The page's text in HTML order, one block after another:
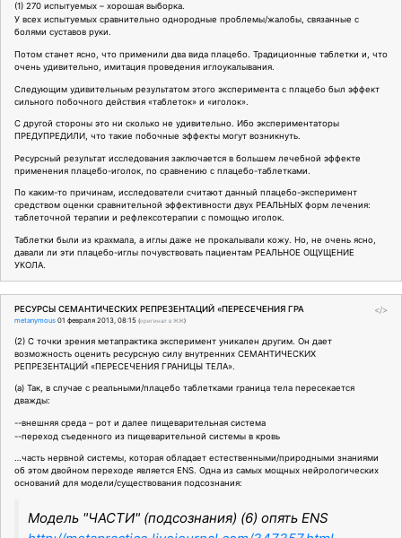
(1) 270 испытуемых – хорошая выборка.
У всех испытуемых сравнительно однородные проблемы/жалобы, связанные с
болями суставов руки.
Потом станет ясно, что применили два вида плацебо. Традиционные таблетки и, что
очень удивительно, имитация проведения иглоукалывания.
Следующим удивительным результатом этого эксперимента с плацебо был эффект
сильного побочного действия «таблеток» и «иголок».
С другой стороны это ни сколько не удивительно. Ибо экспериментаторы
ПРЕДУПРЕДИЛИ, что такие побочные эффекты могут возникнуть.
Ресурсный результат исследования заключается в большем лечебной эффекте
применения плацебо-иголок, по сравнению с плацебо-таблетками.
По каким-то причинам, исследователи считают данный плацебо-эксперимент
средством оценки сравнительной эффективности двух РЕАЛЬНЫХ форм лечения:
таблеточной терапии и рефлексотерапии с помощью иголок.
Таблетки были из крахмала, а иглы даже не прокалывали кожу. Но, не очень ясно,
давали ли эти плацебо-иглы почувствовать пациентам РЕАЛЬНОЕ ОЩУЩЕНИЕ
УКОЛА.
</>
РЕСУРСЫ СЕМАНТИЧЕСКИХ РЕПРЕЗЕНТАЦИЙ «ПЕРЕСЕЧЕНИЯ ГРА
metanymous 01 февраля 2013, 08:15 (оригинал в ЖЖ)
(2) С точки зрения метапрактика эксперимент уникален другим. Он дает
возможность оценить ресурсную силу внутренних СЕМАНТИЧЕСКИХ
РЕПРЕЗЕНТАЦИЙ «ПЕРЕСЕЧЕНИЯ ГРАНИЦЫ ТЕЛА».
(а) Так, в случае с реальными/плацебо таблетками граница тела пересекается
дважды:
--внешняя среда – рот и далее пищеварительная система
--переход съеденного из пищеварительной системы в кровь
…часть нервной системы, которая обладает естественными/природными знаниями
об этом двойном переходе является ENS. Одна из самых мощных нейрологических
оснований для модели/существования подсознания:
Модель "ЧАСТИ" (подсознания) (6) опять ENS